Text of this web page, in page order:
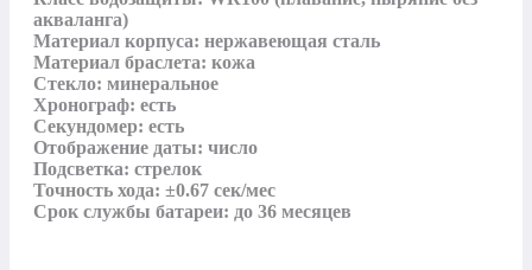
акваланга)
Материал корпуса: нержавеющая сталь
Материал браслета: кожа
Стекло: минеральное
Хронограф: есть
Секундомер: есть
Отображение даты: число
Подсветка: стрелок
Точность хода: ±0.67 сек/мес
Срок службы батареи: до 36 месяцев